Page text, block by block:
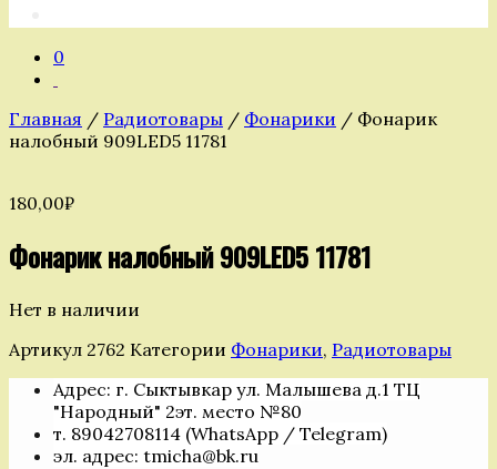
0
Главная / Радиотовары / Фонарики / Фонарик
налобный 909LED5 11781
180,00₽
Фонарик налобный 909LED5 11781
Нет в наличии
Артикул 2762 Категории Фонарики, Радиотовары
Адрес: г. Сыктывкар ул. Малышева д.1 ТЦ
"Народный" 2эт. место №80
т. 89042708114 (WhatsApp / Telegram)
эл. адрес: tmicha@bk.ru